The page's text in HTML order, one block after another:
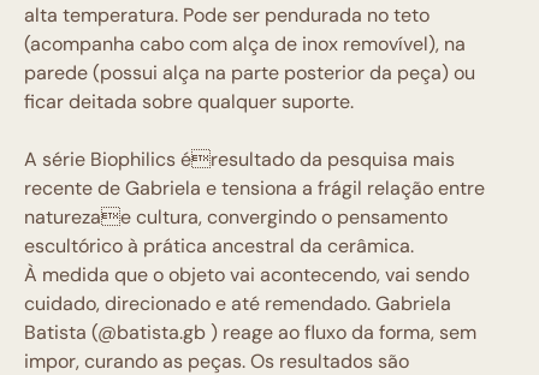
alta temperatura. Pode ser pendurada no teto
(acompanha cabo com alça de inox removível), na
parede (possui alça na parte posterior da peça) ou
ficar deitada sobre qualquer suporte.
A série Biophilics éresultado da pesquisa mais
recente de Gabriela e tensiona a frágil relação entre
naturezae cultura, convergindo o pensamento
escultórico à prática ancestral da cerâmica.
À medida que o objeto vai acontecendo, vai sendo
cuidado, direcionado e até remendado. Gabriela
Batista (@batista.gb ) reage ao fluxo da forma, sem
impor, curando as peças. Os resultados são